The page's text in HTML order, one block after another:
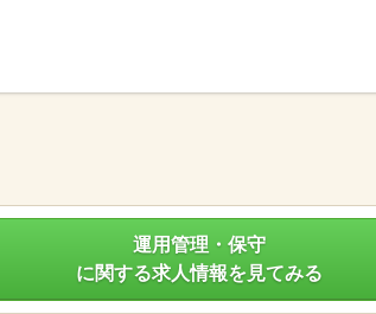
運用管理・保守
に関する求人情報を見てみる